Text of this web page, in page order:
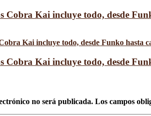
Cobra Kai incluye todo, desde
Cobra Kai incluye todo, desde
no será publicada. Los campos